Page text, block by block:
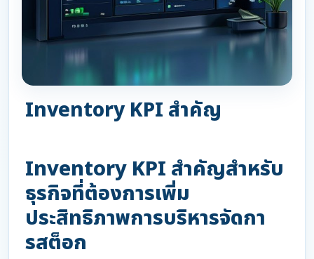
Inventory KPI สำคัญ
Inventory KPI สำคัญสำหรับ
ธุรกิจที่ต้องการเพิ่ม
ประสิทธิภาพการบริหารจัดกา
รสต็อก